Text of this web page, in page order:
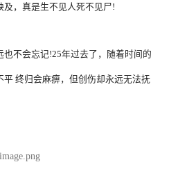
，真是生不见人死不见尸!
不会忘记!25年过去了，随着时间的
终归会麻痹，但创伤却永远无法抚